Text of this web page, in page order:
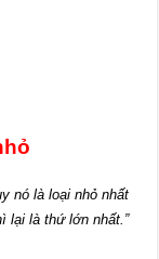
nó là loại nhỏ nhất
lại là thứ lớn nhất.”